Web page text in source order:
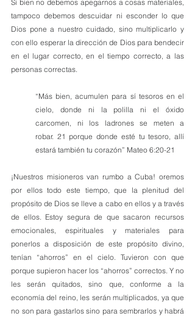
Si bien no debemos apegarnos a cosas materiales,
tampoco debemos descuidar ni esconder lo que
Dios pone a nuestro cuidado, sino multiplicarlo y
con ello esperar la dirección de Dios para bendecir
en el lugar correcto, en el tiempo correcto, a las
personas correctas.
“Más bien, acumulen para sí tesoros en el
cielo, donde ni la polilla ni el óxido
carcomen, ni los ladrones se meten a
robar. 21 porque donde esté tu tesoro, allí
estará también tu corazón” Mateo 6:20-21
¡Nuestros misioneros van rumbo a Cuba! oremos
por ellos todo este tiempo, que la plenitud del
propósito de Dios se lleve a cabo en ellos y a través
de ellos. Estoy segura de que sacaron recursos
emocionales, espirituales y materiales para
ponerlos a disposición de este propósito divino,
tenían “ahorros” en el cielo. Tuvieron con que
porque supieron hacer los “ahorros” correctos. Y no
les serán quitados, sino que, conforme a la
economía del reino, les serán multiplicados, ya que
no son para gastarlos sino para sembrarlos y habrá